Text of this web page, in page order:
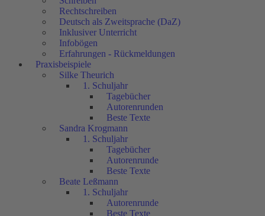
Rechtschreiben
Deutsch als Zweitsprache (DaZ)
Inklusiver Unterricht
Infobögen
Erfahrungen - Rückmeldungen
Praxisbeispiele
Silke Theurich
1. Schuljahr
Tagebücher
Autorenrunden
Beste Texte
Sandra Krogmann
1. Schuljahr
Tagebücher
Autorenrunde
Beste Texte
Beate Leßmann
1. Schuljahr
Autorenrunde
Beste Texte